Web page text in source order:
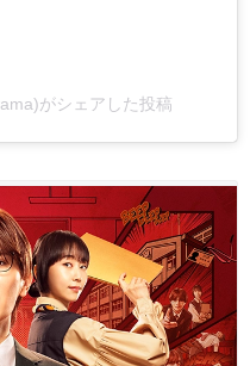
がシェアした投稿